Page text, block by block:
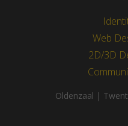
Web
2D/3D
Oldenzaal |